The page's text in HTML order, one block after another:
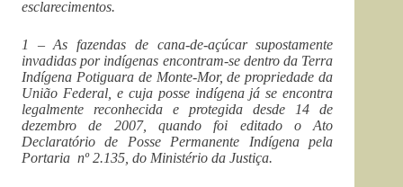
esclarecimentos.
1 – As fazendas de cana-de-açúcar supostamente
invadidas por indígenas encontram-se dentro da Terra
Indígena Potiguara de Monte-Mor, de propriedade da
União Federal, e cuja posse indígena já se encontra
legalmente reconhecida e protegida desde 14 de
dezembro de 2007, quando foi editado o Ato
Declaratório de Posse Permanente Indígena pela
Portaria nº 2.135, do Ministério da Justiça.